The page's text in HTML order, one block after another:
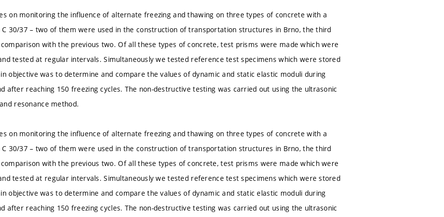
on monitoring the influence of alternate freezing and thawing on three types of concrete with a
30/37 – two of them were used in the construction of transportation structures in Brno, the third
with the previous two. Of all these types of concrete, test prisms were made which were
tested at regular intervals. Simultaneously we tested reference test specimens which were stored
objective was to determine and compare the values of dynamic and static elastic moduli during
after reaching 150 freezing cycles. The non-destructive testing was carried out using the ultrasonic
resonance method.
on monitoring the influence of alternate freezing and thawing on three types of concrete with a
30/37 – two of them were used in the construction of transportation structures in Brno, the third
with the previous two. Of all these types of concrete, test prisms were made which were
tested at regular intervals. Simultaneously we tested reference test specimens which were stored
objective was to determine and compare the values of dynamic and static elastic moduli during
after reaching 150 freezing cycles. The non-destructive testing was carried out using the ultrasonic